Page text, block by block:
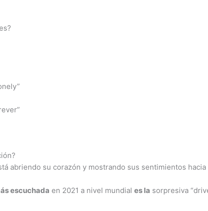
abriendo su corazón y mostrando sus sentimientos hacia
escuchada en 2021 a nivel mundial es la sorpresiva